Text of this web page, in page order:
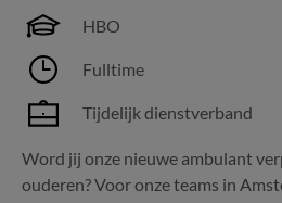
HBO
Fulltime
Tijdelijk dienstverband
Word jij onze nieuwe ambulant
ouderen? Voor onze teams in